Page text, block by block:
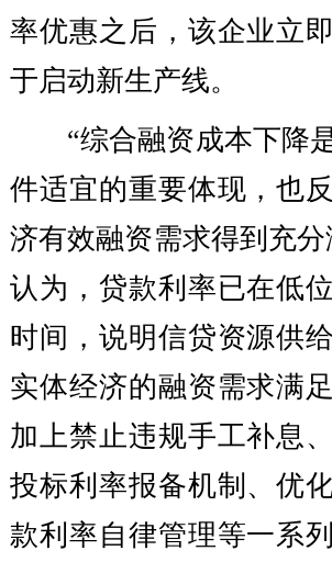
率优惠之后，该企业立
于启动新生产线。
“综合融资成本下降
件适宜的重要体现，也
济有效融资需求得到充
认为，贷款利率已在低
时间，说明信贷资源供
实体经济的融资需求满
加上禁止违规手工补息
投标利率报备机制、优
款利率自律管理等一系